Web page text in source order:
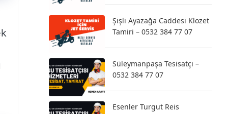
Şişli Ayazağa Caddesi Klozet
Tamiri – 0532 384 77 07
Süleymanpaşa Tesisatçı –
0532 384 77 07
Esenler Turgut Reis